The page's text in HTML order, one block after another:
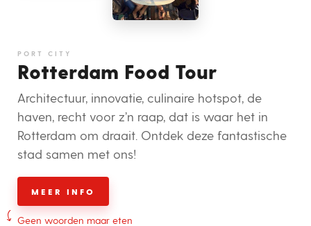
PORT CITY
Rotterdam Food Tour
Architectuur, innovatie, culinaire hotspot, de
haven, recht voor z’n raap, dat is waar het in
Rotterdam om draait. Ontdek deze fantastische
stad samen met ons!
MEER INFO
Geen woorden maar eten